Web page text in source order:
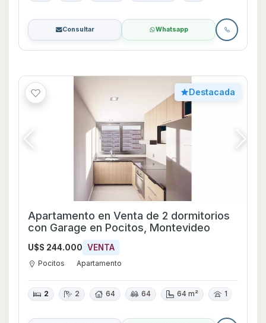
Consultar Whatsapp
Destacada
Apartamento en Venta de 2 dormitorios
con Garage en Pocitos, Montevideo
U$S 244.000 VENTA
Pocitos Apartamento
2 2 64 64 64 m² 1